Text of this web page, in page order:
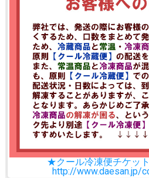
★クール冷凍便チケッ
http://www.daesan.jp/